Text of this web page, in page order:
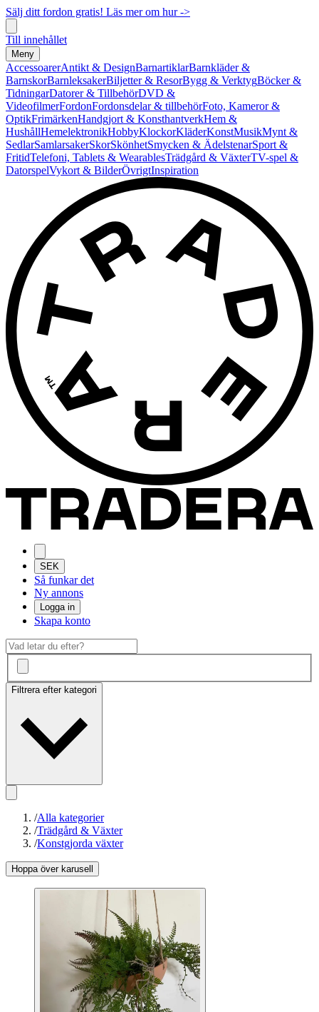
Sälj ditt fordon gratis! Läs mer om hur ->
Till innehållet
Meny
AccessoarerAntikt & DesignBarnartiklarBarnkläder &
BarnskorBarnleksakerBiljetter & ResorBygg & VerktygBöcker &
TidningarDatorer & TillbehörDVD &
VideofilmerFordonFordonsdelar & tillbehörFoto, Kameror &
OptikFrimärkenHandgjort & KonsthantverkHem &
HushållHemelektronikHobbyKlockorKläderKonstMusikMynt &
SedlarSamlarsakerSkorSkönhetSmycken & ÄdelstenarSport &
FritidTelefoni, Tablets & WearablesTrädgård & VäxterTV-spel &
DatorspelVykort & BilderÖvrigtInspiration
SEK
Så funkar det
Ny annons
Logga in
Skapa konto
Filtrera efter kategori
/Alla kategorier
/Trädgård & Växter
/Konstgjorda växter
Hoppa över karusell